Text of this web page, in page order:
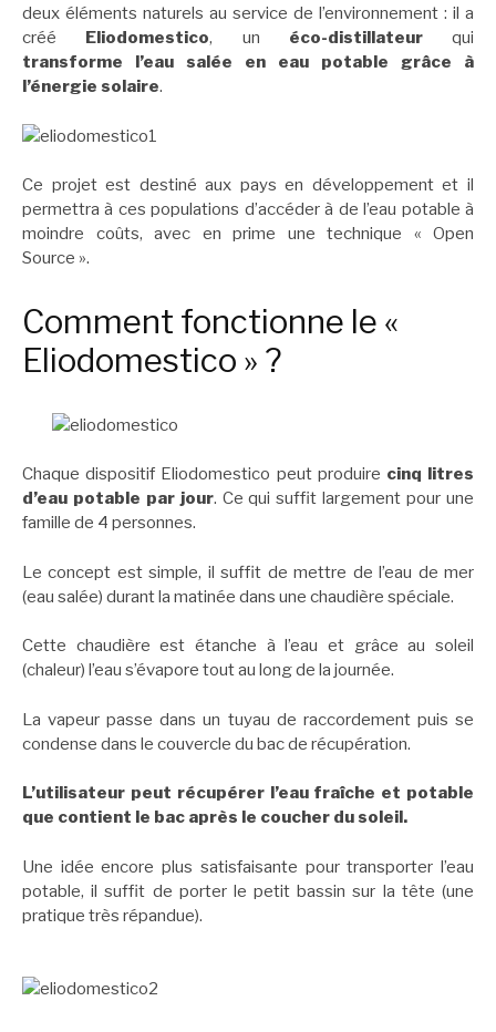
deux éléments naturels au service de l’environnement : il a
créé Eliodomestico, un éco-distillateurqui
transforme l’eau salée en eau potable grâce à
l’énergie solaire.
Ce projet est destiné aux pays en développement et il
permettra à ces populations d’accéder à de l’eau potable à
moindre coûts, avec en prime une technique « Open
Source ».
Comment fonctionne le «
Eliodomestico » ?
Chaque dispositif Eliodomestico peut produire cinq litres
d’eau potable par jour. Ce qui suffit largement pour une
famille de 4 personnes.
Le concept est simple, il suffit de mettre de l’eau de mer
(eau salée) durant la matinée dans une chaudière spéciale.
Cette chaudière est étanche à l’eau et grâce au soleil
(chaleur) l’eau s’évapore tout au long de la journée.
La vapeur passe dans un tuyau de raccordement puis se
condense dans le couvercle du bac de récupération.
L’utilisateur peut récupérer l’eau fraîche et potable
que contient le bac après le coucher du soleil.
Une idée encore plus satisfaisante pour transporter l’eau
potable, il suffit de porter le petit bassin sur la tête (une
pratique très répandue).